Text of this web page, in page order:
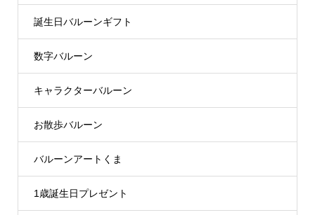
誕生日バルーンギフト
数字バルーン
キャラクターバルーン
お散歩バルーン
バルーンアートくま
1歳誕生日プレゼント